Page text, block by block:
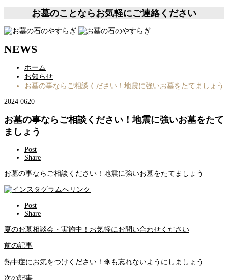
お墓のことならお気軽にご連絡ください
NEWS
ホーム
お知らせ
お墓の事ならご相談ください！地震に強いお墓をたてましょう
2024 0620
お墓の事ならご相談ください！地震に強いお墓をたて
ましょう
Post
Share
お墓の事ならご相談ください！地震に強いお墓をたてましょう
Post
Share
夏のお墓相談会・実施中！お気軽にお問い合わせください
前の記事
熱中症にお気をつけください！傘も忘れないようにしましょう
次の記事